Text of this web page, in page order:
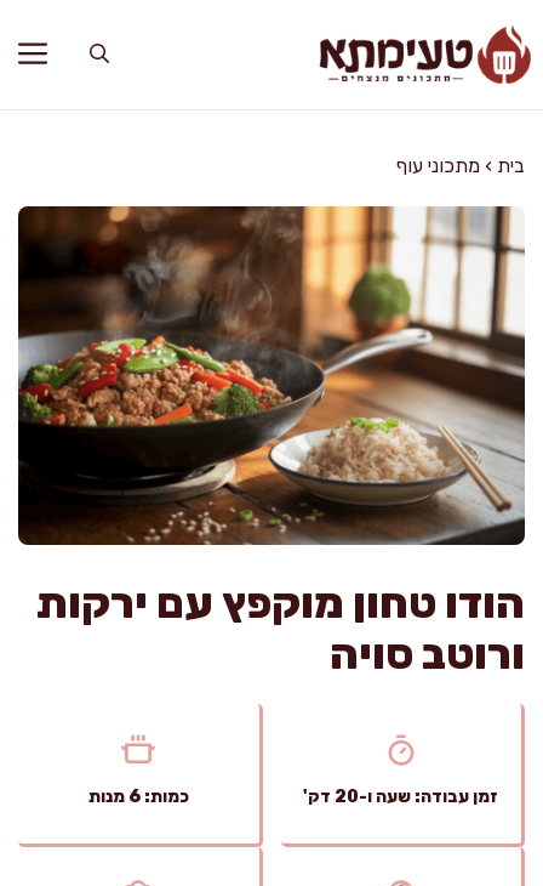
לתוכן
בית › מתכוני עוף
הודו טחון מוקפץ עם ירקות
ורוטב סויה
זמן עבודה: שעה ו-20 דק' כמות: 6 מנות